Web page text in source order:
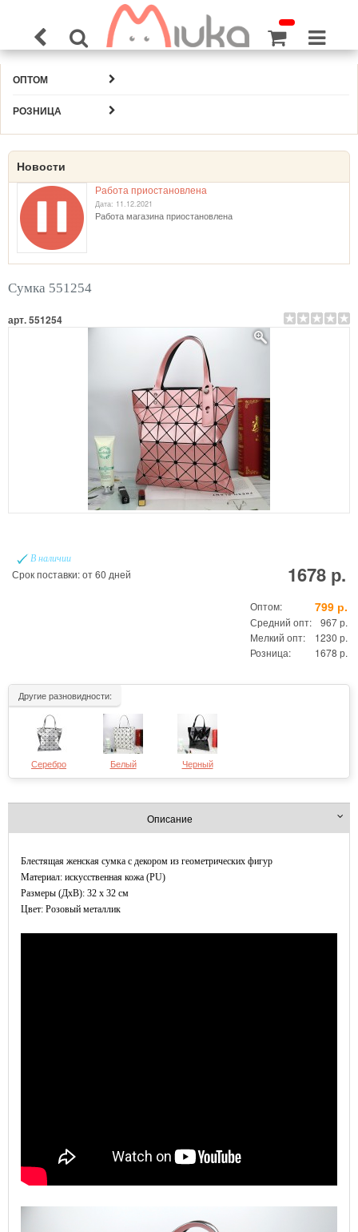
ОПТОМ
РОЗНИЦА
Новости
Работа приостановлена
Дата: 11.12.2021
Работа магазина приостановлена
Сумка 551254
арт. 551254
В наличии
Срок поставки: от 60 дней 1678 р.
Оптом: 799 р.
Средний опт:
967 р.
Мелкий опт:
1230 р.
Розница:
1678 р.
Другие разновидности:
Серебро Белый Черный
Описание
Блестящая женская сумка с декором из геометрических фигур
Материал: искусственная кожа (PU)
Размеры (ДxВ): 32 x 32 см
Цвет: Розовый металлик